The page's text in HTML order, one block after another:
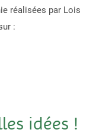
réalisées par Lois
:
idées !